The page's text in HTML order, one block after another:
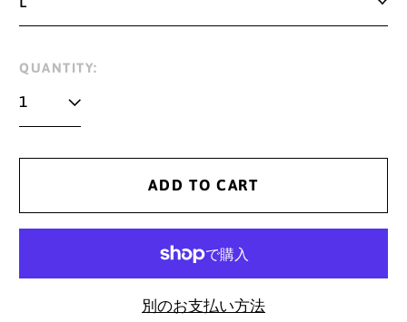
QUANTITY:
ADD TO CART
別のお支払い方法